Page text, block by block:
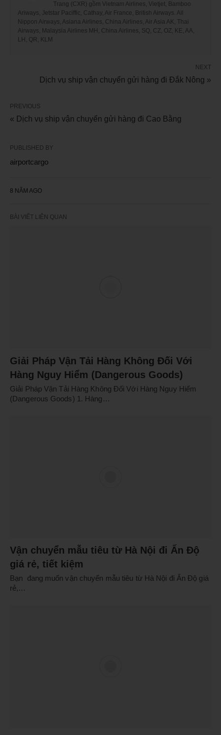
Trang (CXR) gồm Vietnam Airlines, Vietjet, Bamboo
Ariways, Jetstar Paciffic, Cathay, Air France, British Airways. All
Nippon Airways, Asiana Airlines, China Airlines, Air Asia AK, Thai
Airways, Malaysia Airlines MH, China Airlines, SQ, CZ, OZ, KE, AA,
LH, QR, KLM
NEXT
Dịch vụ ship vận chuyển gửi hàng đi Đắk Nông »
PREVIOUS
« Dịch vụ ship vận chuyển gửi hàng đi Cao Bằng
PUBLISHED BY
airportcargo
8 NĂM AGO
BÀI VIẾT LIÊN QUAN
Giải Pháp Vận Tải Hàng Không Đối Với
Hàng Nguy Hiểm (Dangerous Goods)
Giải Pháp Vận Tải Hàng Không Đối Với Hàng Nguy Hiểm
(Dangerous Goods) 1. Hàng…
Vận chuyển mẫu tiêu từ Hà Nội đi Ấn Độ
giá rẻ, tiết kiệm
Bạn đang muốn vận chuyển mẫu tiêu từ Hà Nội đi Ấn Độ giá
rẻ,…